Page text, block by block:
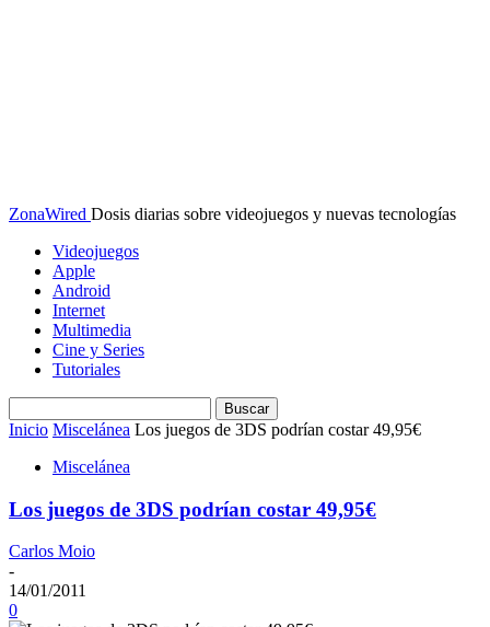
ZonaWired Dosis diarias sobre videojuegos y nuevas tecnologías
Videojuegos
Apple
Android
Internet
Multimedia
Cine y Series
Tutoriales
Inicio Miscelánea Los juegos de 3DS podrían costar 49,95€
Miscelánea
Los juegos de 3DS podrían costar 49,95€
Carlos Moio
-
14/01/2011
0